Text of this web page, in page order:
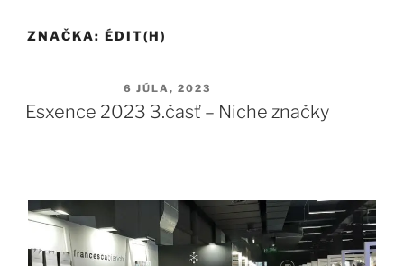
ZNAČKA: ÉDIT(H)
6 JÚLA, 2023
Esxence 2023 3.časť – Niche značky